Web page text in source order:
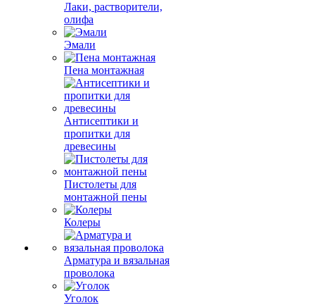
Лаки, растворители,
олифа
Эмали
Пена монтажная
Антисептики и
пропитки для
древесины
Пистолеты для
монтажной пены
Колеры
Арматура и вязальная
проволока
Уголок